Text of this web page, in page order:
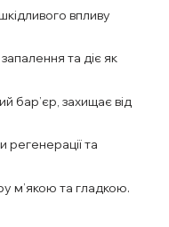
впливу
та діє як
бар’єр, захищає від
та
м’якою та гладкою.